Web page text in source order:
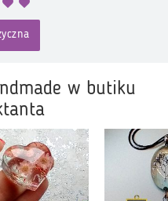
w butiku